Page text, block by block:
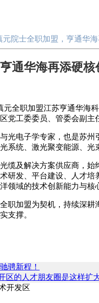
元院士全职加盟，亨通华
通华海再添硬核
元全职加盟江苏亨通华海
党工委委员、管委会副
光电子学专家，也是苏
系统、激光聚变能源、
缆及解决方案供应商，
研发、平台建设、人才
领域的技术创新能力与
职加盟为契机，持续深
支撑。
骋新程！
区的人才朋友圈是这样扩
开发区